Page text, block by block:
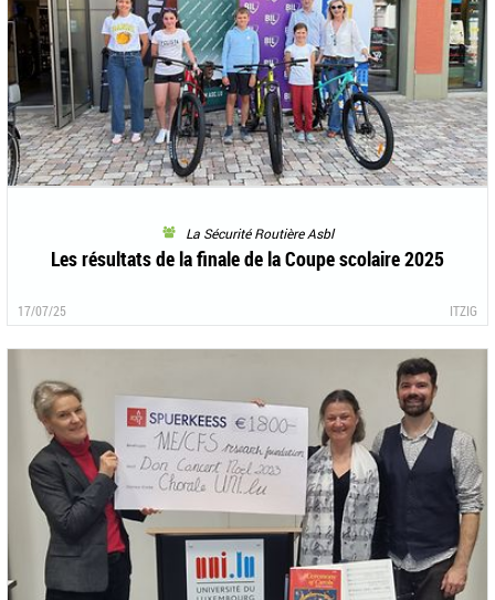
La Sécurité Routière Asbl
Les résultats de la finale de la Coupe scolaire 2025
17/07/25 ITZIG